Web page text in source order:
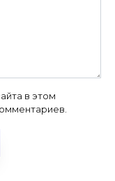
в этом